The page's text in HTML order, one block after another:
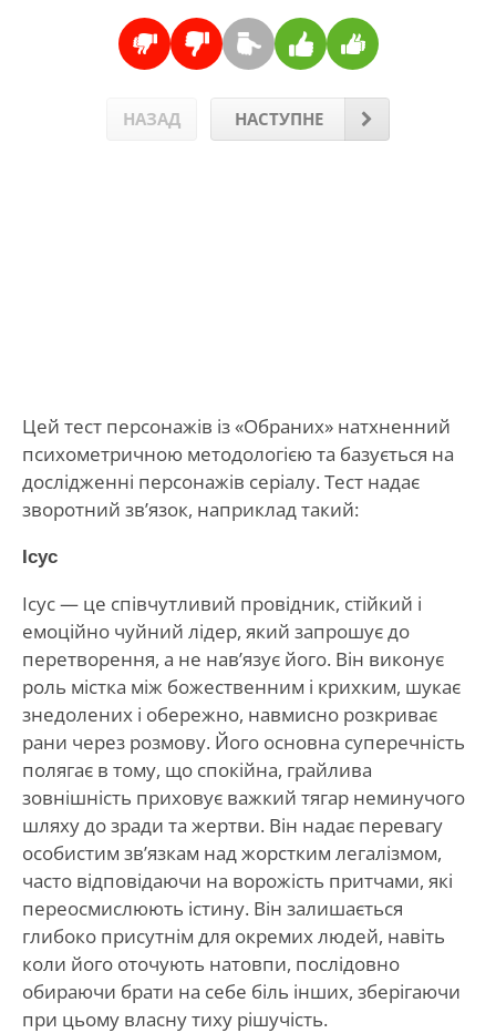
НАЗАД НАСТУПНЕ
Цей тест персонажів із «Обраних» натхненний
психометричною методологією та базується на
дослідженні персонажів серіалу. Тест надає
зворотний зв’язок, наприклад такий:
Ісус
Ісус — це співчутливий провідник, стійкий і
емоційно чуйний лідер, який запрошує до
перетворення, а не нав’язує його. Він виконує
роль містка між божественним і крихким, шукає
знедолених і обережно, навмисно розкриває
рани через розмову. Його основна суперечність
полягає в тому, що спокійна, грайлива
зовнішність приховує важкий тягар неминучого
шляху до зради та жертви. Він надає перевагу
особистим зв’язкам над жорстким легалізмом,
часто відповідаючи на ворожість притчами, які
переосмислюють істину. Він залишається
глибоко присутнім для окремих людей, навіть
коли його оточують натовпи, послідовно
обираючи брати на себе біль інших, зберігаючи
при цьому власну тиху рішучість.